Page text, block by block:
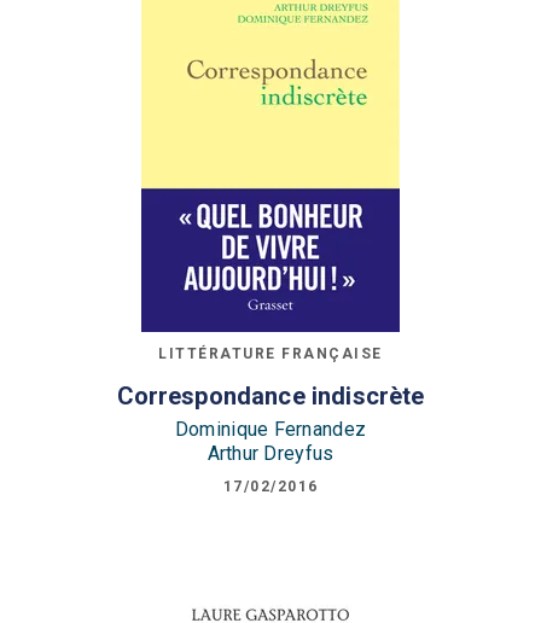
LITTÉRATURE FRANÇAISE
Correspondance indiscrète
Dominique Fernandez
Arthur Dreyfus
17/02/2016